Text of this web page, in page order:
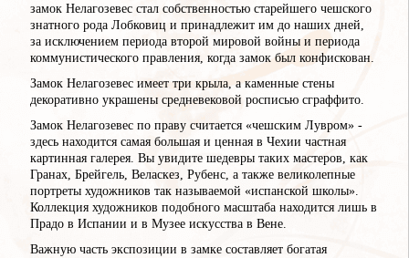
замок Нелагозевес стал собственностью старейшего чешского
знатного рода Лобковиц и принадлежит им до наших дней,
за исключением периода второй мировой войны и периода
коммунистического правления, когда замок был конфискован.
Замок Нелагозевес имеет три крыла, а каменные стены
декоративно украшены средневековой росписью сграффито.
Замок Нелагозевес по праву считается «чешским Лувром» -
здесь находится самая большая и ценная в Чехии частная
картинная галерея. Вы увидите шедевры таких мастеров, как
Гранах, Брейгель, Веласкез, Рубенс, а также великолепные
портреты художников так называемой «испанской школы».
Коллекция художников подобного масштаба находится лишь в
Прадо в Испании и в Музее искусства в Вене.
Важную часть экспозиции в замке составляет богатая